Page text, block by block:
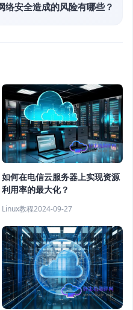
络安全造成的风险有哪些？
如何在电信云服务器上实现资源
利用率的最大化？
Linux教程2024-09-27